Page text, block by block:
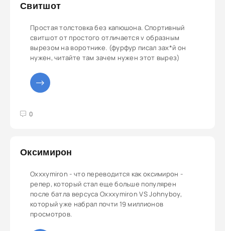
Свитшот
Простая толстовка без капюшона. Спортивный
свитшот от простого отличается v образным
вырезом на воротнике. (фурфур писал зах*й он
нужен, читайте там зачем нужен этот вырез)
0
5
Оксимирон
Oxxxymiron - что переводится как оксимирон -
репер, который стал еще больше популярен
после батла версуса Oxxxymiron VS Johnyboy,
который уже набрал почти 19 миллионов
просмотров.